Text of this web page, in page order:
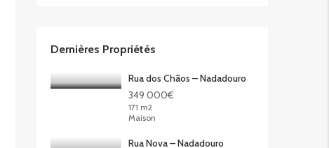
Dernières Propriétés
Rua dos Chãos – Nadadouro
349 000€
171 m2
Maison
Rua Nova – Nadadouro